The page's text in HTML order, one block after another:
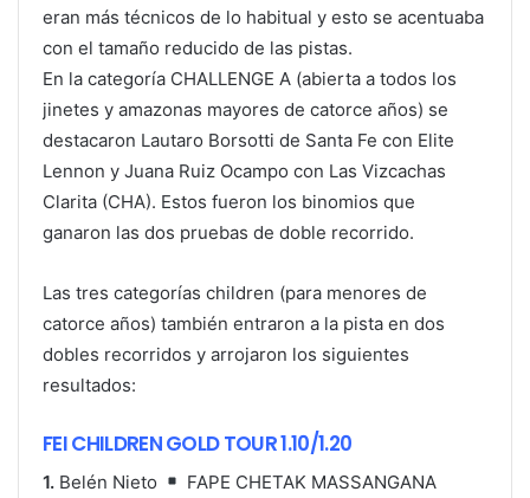
eran más técnicos de lo habitual y esto se acentuaba
con el tamaño reducido de las pistas.
En la categoría CHALLENGE A (abierta a todos los
jinetes y amazonas mayores de catorce años) se
destacaron Lautaro Borsotti de Santa Fe con Elite
Lennon y Juana Ruiz Ocampo con Las Vizcachas
Clarita (CHA). Estos fueron los binomios que
ganaron las dos pruebas de doble recorrido.
Las tres categorías children (para menores de
catorce años) también entraron a la pista en dos
dobles recorridos y arrojaron los siguientes
resultados:
FEI CHILDREN GOLD TOUR 1.10/1.20
1. Belén Nieto
FAPE CHETAK MASSANGANA